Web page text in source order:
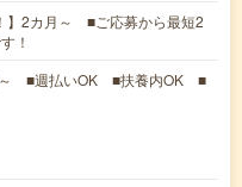
】2カ月～ ■ご応募から最短2
！
～ ■週払いOK ■扶養内OK ■